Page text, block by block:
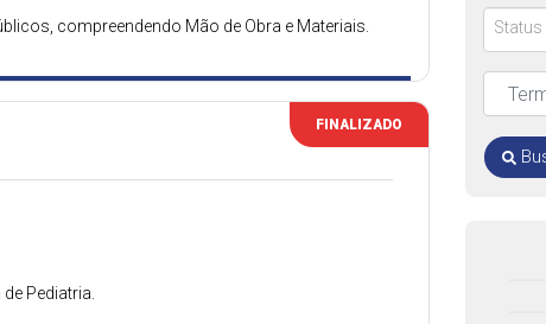
compreendendo Mão de Obra e Materiais.
FINALIZADO
Pediatria.
Status